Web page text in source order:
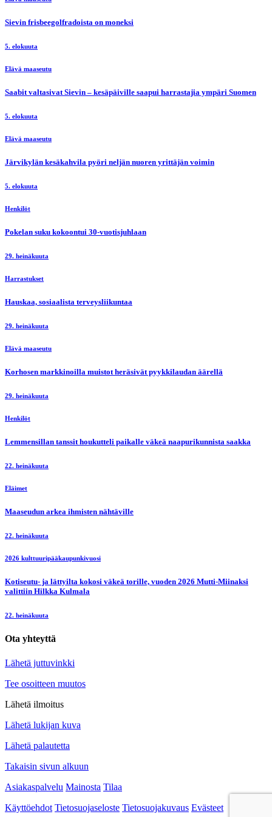
Sievin frisbeegolfradoista on moneksi
5. elokuuta
Elävä maaseutu
Saabit valtasivat Sievin – kesäpäiville saapui harrastajia ympäri Suomen
5. elokuuta
Elävä maaseutu
Järvikylän kesäkahvila pyöri neljän nuoren yrittäjän voimin
5. elokuuta
Henkilöt
Pokelan suku kokoontui 30-vuotisjuhlaan
29. heinäkuuta
Harrastukset
Hauskaa, sosiaalista terveysliikuntaa
29. heinäkuuta
Elävä maaseutu
Korhosen markkinoilla muistot heräsivät pyykkilaudan äärellä
29. heinäkuuta
Henkilöt
Lemmensillan tanssit houkutteli paikalle väkeä naapurikunnista saakka
22. heinäkuuta
Eläimet
Maaseudun arkea ihmisten nähtäville
22. heinäkuuta
2026 kulttuuripääkaupunkivuosi
Kotiseutu- ja lättyilta kokosi väkeä torille, vuoden 2026 Mutti-Miinaksi
valittiin Hilkka Kulmala
22. heinäkuuta
Ota yhteyttä
Lähetä juttuvinkki
Tee osoitteen muutos
Lähetä ilmoitus
Lähetä lukijan kuva
Lähetä palautetta
Takaisin sivun alkuun
Asiakaspalvelu Mainosta Tilaa
Käyttöehdot Tietosuojaseloste Tietosuojakuvaus Evästeet